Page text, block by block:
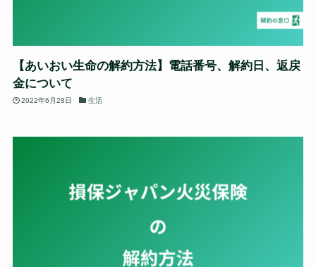
【あいおい生命の解約方法】電話番号、解約日、返戻
金について
2022年6月28日 生活